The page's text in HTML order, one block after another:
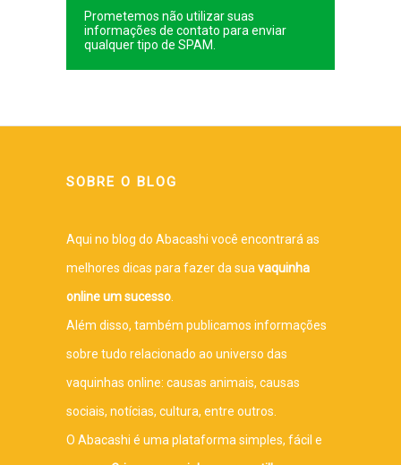
Prometemos não utilizar suas
informações de contato para enviar
qualquer tipo de SPAM.
SOBRE O BLOG
Aqui no blog do Abacashi você encontrará as
melhores dicas para fazer da sua vaquinha
online um sucesso
Além disso, também publicamos informações
sobre tudo relacionado ao universo das
vaquinhas online: causas animais, causas
sociais, notícias, cultura, entre outros.
O Abacashi é uma plataforma simples, fácil e